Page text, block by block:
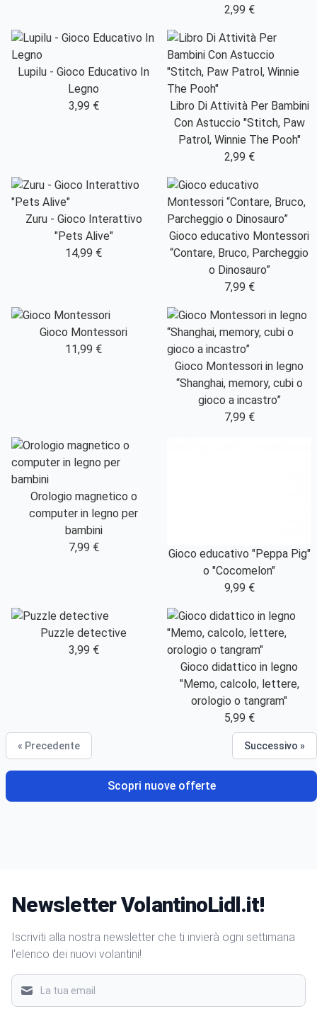
2,99 €
Lupilu - Gioco Educativo In
Legno
3,99 €
Libro Di Attività Per Bambini
Con Astuccio "Stitch, Paw
Patrol, Winnie The Pooh"
2,99 €
Zuru - Gioco Interattivo
"Pets Alive"
14,99 €
Gioco educativo Montessori
“Contare, Bruco, Parcheggio
o Dinosauro”
7,99 €
Gioco Montessori
11,99 €
Gioco Montessori in legno
“Shanghai, memory, cubi o
gioco a incastro”
7,99 €
Orologio magnetico o
computer in legno per
bambini
7,99 €
3,99 €
Gioco didattico in legno
"Memo, calcolo, lettere,
orologio o tangram"
5,99 €
Successivo »
Iscriviti alla nostra newsletter che ti invierà ogni settimana
l'elenco dei nuovi volantini!
Accetto i termini e la